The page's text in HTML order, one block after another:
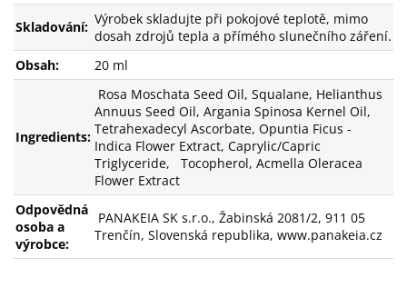
Skladování: Výrobek skladujte při pokojové teplotě, mimo
dosah zdrojů tepla a přímého slunečního záření.
Obsah:
20 ml
Ingredients:
Rosa Moschata Seed Oil, Squalane, Helianthus
Annuus Seed Oil, Argania Spinosa Kernel Oil,
Tetrahexadecyl Ascorbate, Opuntia Ficus -
Indica Flower Extract, Caprylic/Capric
Triglyceride, Tocopherol, Acmella Oleracea
Flower Extract
Odpovědná
osoba a
výrobce:
PANAKEIA SK s.r.o., Žabinská 2081/2, 911 05
Trenčín, Slovenská republika, www.panakeia.cz